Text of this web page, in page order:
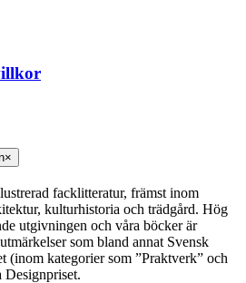
×
facklitteratur, främst inom
kulturhistoria och trädgård. Hög
utgivningen och våra böcker är
som bland annat Svensk
(inom kategorier som ”Praktverk” och
Designpriset.